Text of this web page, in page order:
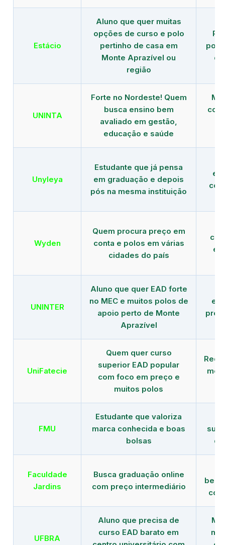
Estácio
Aluno que quer muitas
opções de curso e polo
pertinho de casa em
Monte Aprazível ou
região
UNINTA
Forte no Nordeste! Quem
busca ensino bem
avaliado em gestão,
educação e saúde
Unyleya
Estudante que já pensa
em graduação e depois
pós na mesma instituição
Wyden
Quem procura preço em
conta e polos em várias
cidades do país
UNINTER
Aluno que quer EAD forte
no MEC e muitos polos de
apoio perto de Monte
Aprazível
UniFatecie
Quem quer curso
superior EAD popular
com foco em preço e
muitos polos
FMU
Estudante que valoriza
marca conhecida e boas
bolsas
Faculdade
Jardins
Busca graduação online
com preço intermediário
UFBRA
Aluno que precisa de
curso EAD barato em